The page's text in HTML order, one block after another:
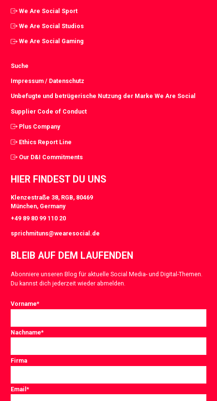
We Are Social Sport
We Are Social Studios
We Are Social Gaming
Suche
Impressum / Datenschutz
Unbefugte und betrügerische Nutzung der Marke We Are Social
Supplier Code of Conduct
Plus Company
Ethics Report Line
Our D&I Commitments
HIER FINDEST DU UNS
Klenzestraße 38, RGB, 80469
München, Germany
+49 89 80 99 110 20
sprichmituns@wearesocial.de
BLEIB AUF DEM LAUFENDEN
Abonniere unseren Blog für aktuelle Social Media- und Digital-Themen.
Du kannst dich jederzeit wieder abmelden.
Vorname*
Nachname*
Firma
Email*